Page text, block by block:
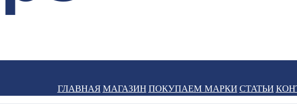
ГЛАВНАЯ МАГАЗИН ПОКУПАЕМ МАРКИ СТАТЬИ